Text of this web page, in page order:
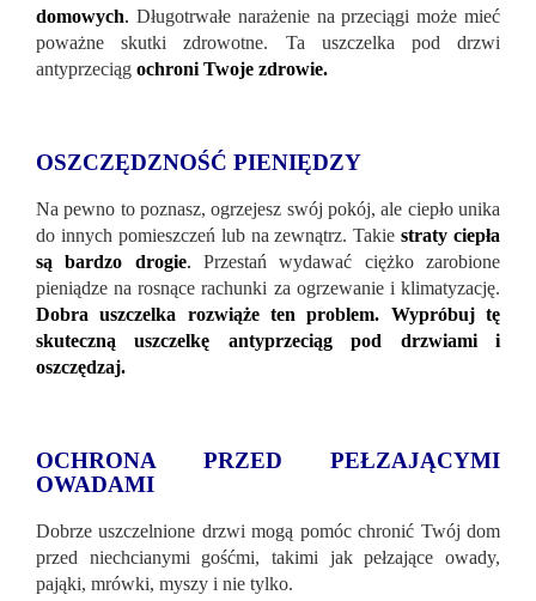
domowych. Długotrwałe narażenie na przeciągi może mieć
poważne skutki zdrowotne. Ta uszczelka pod drzwi
antyprzeciąg ochroni Twoje zdrowie.
OSZCZĘDZNOŚĆ PIENIĘDZY
Na pewno to poznasz, ogrzejesz swój pokój, ale ciepło unika
do innych pomieszczeń lub na zewnątrz. Takiestraty ciepła
są bardzo drogie. Przestań wydawać ciężko zarobione
pieniądze na rosnące rachunki za ogrzewanie i klimatyzację.
Dobra uszczelka rozwiąże ten problem. Wypróbuj tę
skuteczną uszczelkę antyprzeciąg pod drzwiami i
oszczędzaj.
OCHRONA PRZED PEŁZAJĄCYMI
OWADAMI
Dobrze uszczelnione drzwi mogą pomóc chronić Twój dom
przed niechcianymi gośćmi, takimi jak pełzające owady,
pająki, mrówki, myszy i nie tylko.